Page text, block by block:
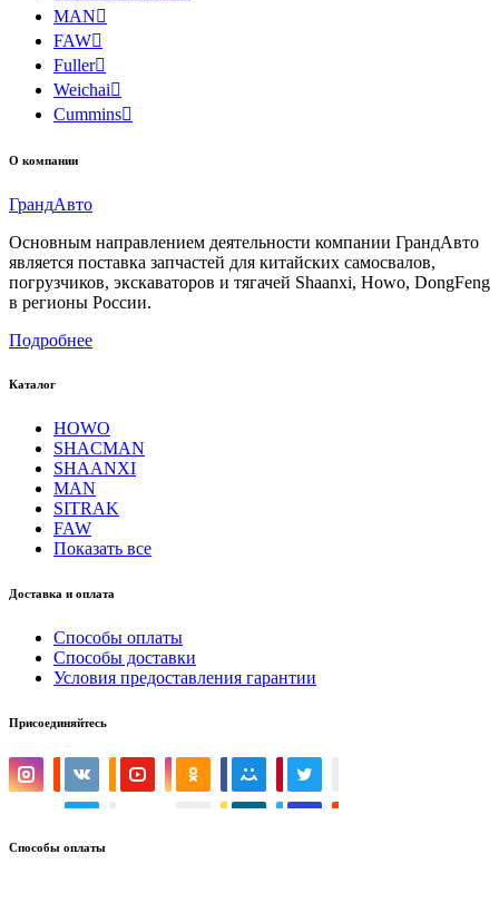
MAN
FAW
Fuller
Weichai
Cummins
О компании
ГрандАвто
Основным направлением деятельности компании ГрандАвто
является поставка запчастей для китайских самосвалов,
погрузчиков, экскаваторов и тягачей Shaanxi, Howo, DongFeng
в регионы России.
Подробнее
Каталог
HOWO
SHACMAN
SHAANXI
MAN
SITRAK
FAW
Показать все
Доставка и оплата
Способы оплаты
Способы доставки
Условия предоставления гарантии
Присоединяйтесь
Способы оплаты